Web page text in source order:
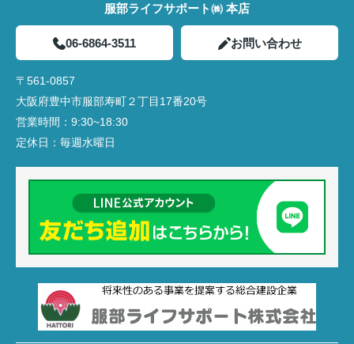
服部ライフサポート㈱ 本店
06-6864-3511 お問い合わせ
〒561-0857
大阪府豊中市服部寿町２丁目17番20号
営業時間： 9:30~18:30
定休日： 毎週水曜日